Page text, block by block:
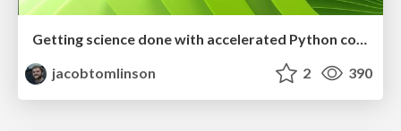
Getting science done with accelerated Python computing platforms
jacobtomlinson
2 390